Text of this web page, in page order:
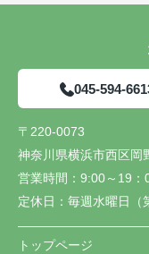
045-594-
〒220-0073
神奈川県横浜市西区岡
営業時間： 9:00～19：
定休日： 毎週水曜日（
トップページ